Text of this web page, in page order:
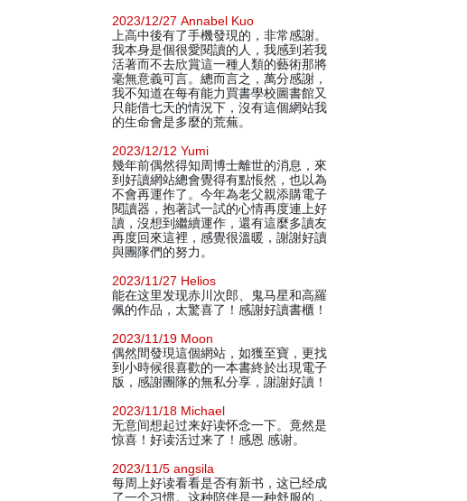
2023/12/27 Annabel Kuo
上高中後有了手機發現的，非常感謝。
我本身是個很愛閱讀的人，我感到若我
活著而不去欣賞這一種人類的藝術那將
毫無意義可言。總而言之，萬分感謝，
我不知道在每有能力買書學校圖書館又
只能借七天的情況下，沒有這個網站我
的生命會是多麼的荒蕪。
2023/12/12 Yumi
幾年前偶然得知周博士離世的消息，來
到好讀網站總會覺得有點悵然，也以為
不會再運作了。今年為老父親添購電子
閱讀器，抱著試一試的心情再度連上好
讀，沒想到繼續運作，還有這麼多讀友
再度回來這裡，感覺很溫暖，謝謝好讀
與團隊們的努力。
2023/11/27 Helios
能在这里发现赤川次郎、鬼马星和高羅
佩的作品，太驚喜了！感謝好讀書櫃！
2023/11/19 Moon
偶然間發現這個網站，如獲至寶，更找
到小時候很喜歡的一本書終於出現電子
版，感謝團隊的無私分享，謝謝好讀！
2023/11/18 Michael
无意间想起过来好读怀念一下。竟然是
惊喜！好读活过来了！感恩 感谢。
2023/11/5 angsila
每周上好读看看是否有新书，这已经成
了一个习惯。这种陪伴是一种舒服的，